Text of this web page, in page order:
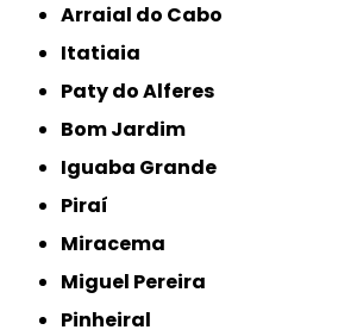
Arraial do Cabo
Itatiaia
Paty do Alferes
Bom Jardim
Iguaba Grande
Piraí
Miracema
Miguel Pereira
Pinheiral